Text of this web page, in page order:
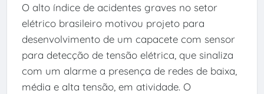
O alto índice de acidentes graves no setor
elétrico brasileiro motivou projeto para
desenvolvimento de um capacete com sensor
para detecção de tensão elétrica, que sinaliza
com um alarme a presença de redes de baixa,
média e alta tensão, em atividade. O